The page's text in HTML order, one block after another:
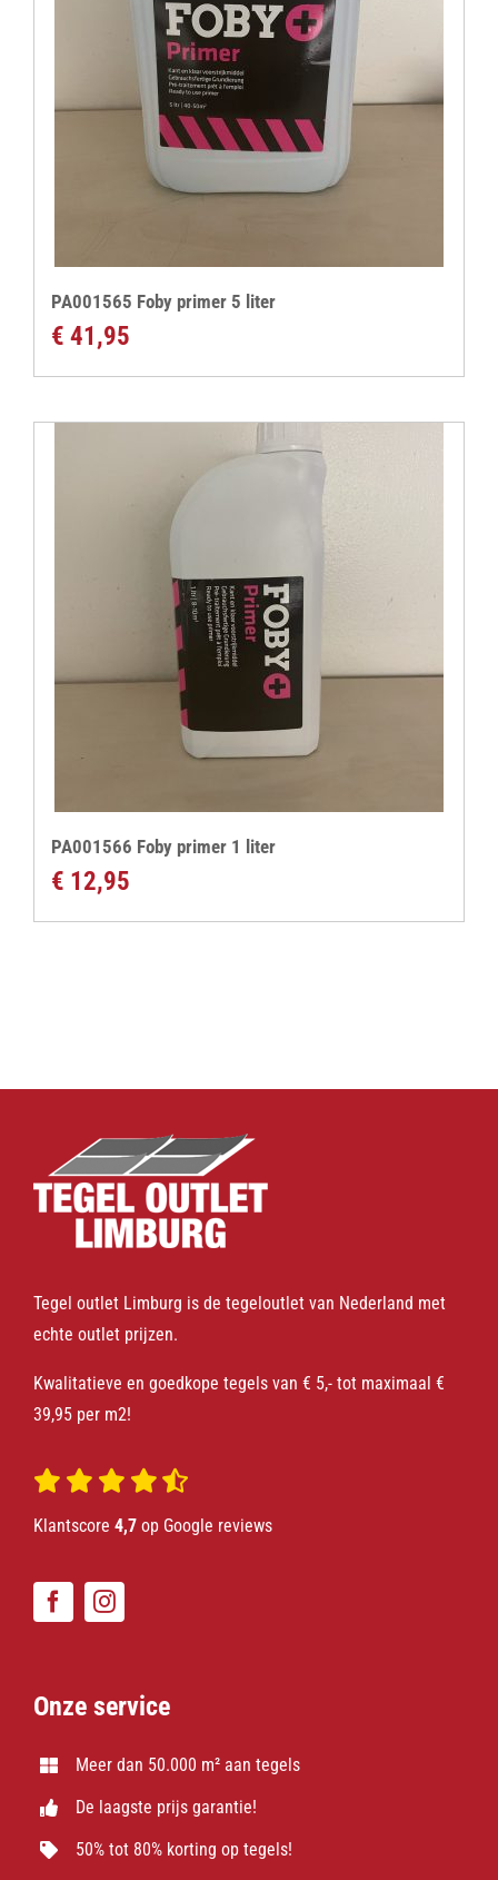
PA001565 Foby primer 5 liter
€ 41,95
PA001566 Foby primer 1 liter
€ 12,95
Tegel outlet Limburg is de tegeloutlet van Nederland met
echte outlet prijzen.
Kwalitatieve en goedkope tegels van € 5,- tot maximaal €
39,95 per m2!
Klantscore 4,7op Google reviews
Onze service
Meer dan 50.000 m² aan tegels
De laagste prijs garantie!
50% tot 80% korting op tegels!